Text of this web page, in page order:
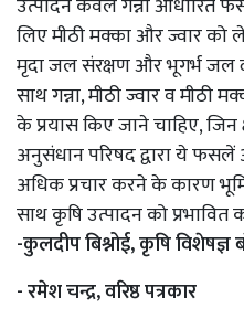
लिए मीठी मक्का और ज्वार को
मृदा जल संरक्षण और भूगर्भ जल
साथ गन्ना, मीठी ज्वार व मीठी
के प्रयास किए जाने चाहिए, जिन
अनुसंधान परिषद द्वारा ये फसलें
अधिक प्रचार करने के कारण
साथ कृषि उत्पादन को प्रभावित
-कुलदीप बिश्नोई, कृषि विशेषज्ञ
- रमेश चन्द्र, वरिष्ठ पत्रकार